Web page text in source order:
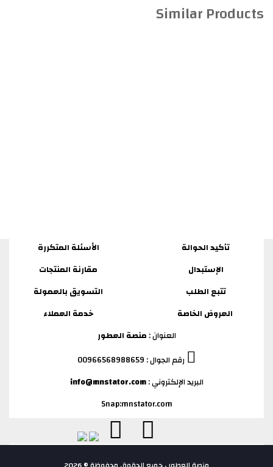
Similar Products
تأكيد الحوالة
الإستبدال
تتبع الطلب
العروض الخاصة
الأسئلة المتكررة
مقارنة المنتجات
التسويق بالعمولة
خدمة العملاء
العنوان : منصة العطور
رقم الجوال : 00966568988659
البريد الإلكتروني :info@mnstator.com
Snap:mnstator.com